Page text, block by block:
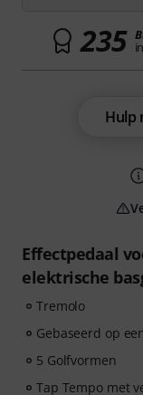
Effectpedaal
elektrische
Tremolo
Gebaseerd op
5 Golfvormen
Tap Tempo met
235
Hulp